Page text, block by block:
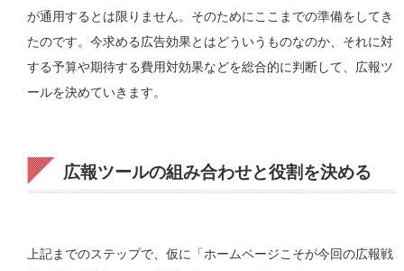
が通用するとは限りません。そのためにここまでの準備をしてき
たのです。今求める広告効果とはどういうものなのか、それに対
する予算や期待する費用対効果などを総合的に判断して、広報ツ
ールを決めていきます。
広報ツールの組み合わせと役割を決める
上記までのステップで、仮に「ホームページこそが今回の広報戦